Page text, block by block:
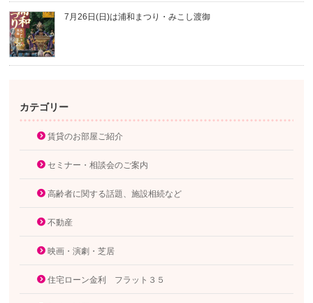
7月26日(日)は浦和まつり・みこし渡御
カテゴリー
賃貸のお部屋ご紹介
セミナー・相談会のご案内
高齢者に関する話題、施設相続など
不動産
映画・演劇・芝居
住宅ローン金利 フラット３５